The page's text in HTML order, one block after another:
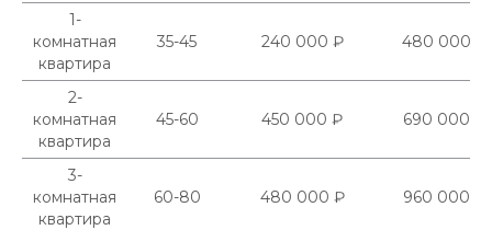
1-
комнатная
квартира
35-45 240 000 ₽ 480 000 ₽
2-
комнатная
квартира
45-60 450 000 ₽ 690 000 ₽
3-
комнатная
квартира
60-80 480 000 ₽ 960 000 ₽